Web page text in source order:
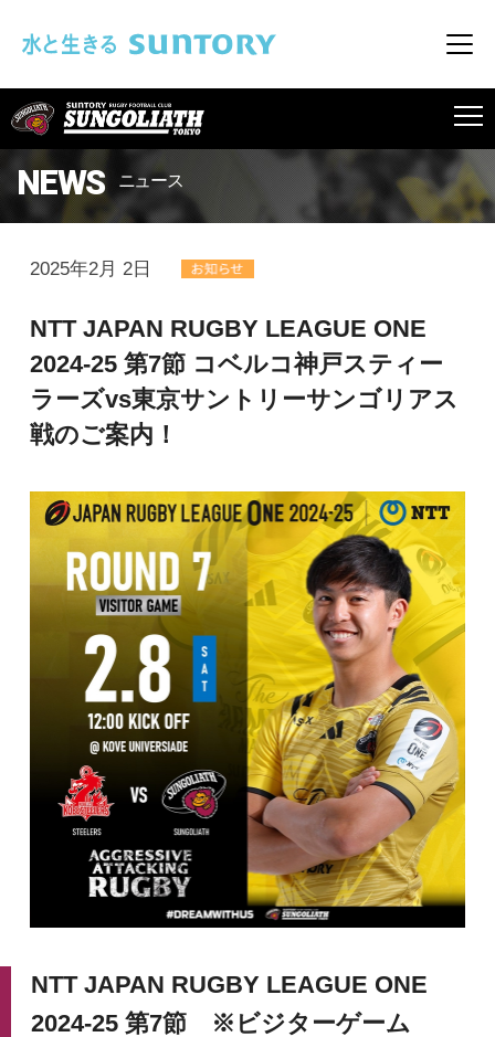
メ
NEWS ニュース
2025年2月 2日
NTT JAPAN RUGBY LEAGUE ONE
2024-25 第7節 コベルコ神戸スティー
ラーズvs東京サントリーサンゴリアス
戦のご案内！
NTT JAPAN RUGBY LEAGUE ONE
2024-25 第7節 ※ビジターゲーム